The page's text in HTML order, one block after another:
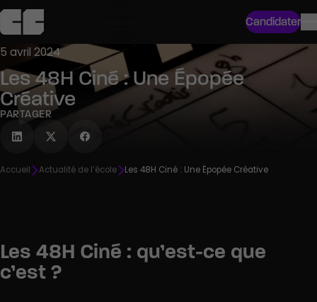
Candidater
5 avril 2024
Les 48H Ciné : Une Épopée
Créative
PARTAGER
Accueil Actualité de l’école Les 48H Ciné : Une Épopée Créative
Les 48H Ciné : qu’est-ce que
c’est ?